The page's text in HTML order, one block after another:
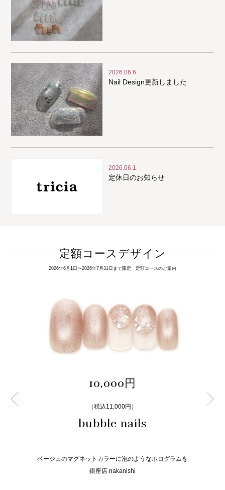
2026.06.6
Nail Design更新しました
2026.06.1
定休日のお知らせ
定額コースデザイン
2026年6月1日〜2026年7月31日まで限定 定額コースのご案内
10,000円
（税込11,000円）
bubble nails
ベージュのマグネットカラーに泡のようなホログラムを
銀座店 nakanishi